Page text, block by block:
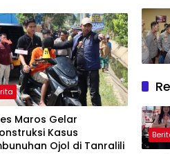
Maros Gelar
Kasus
Ojol di Tanralili